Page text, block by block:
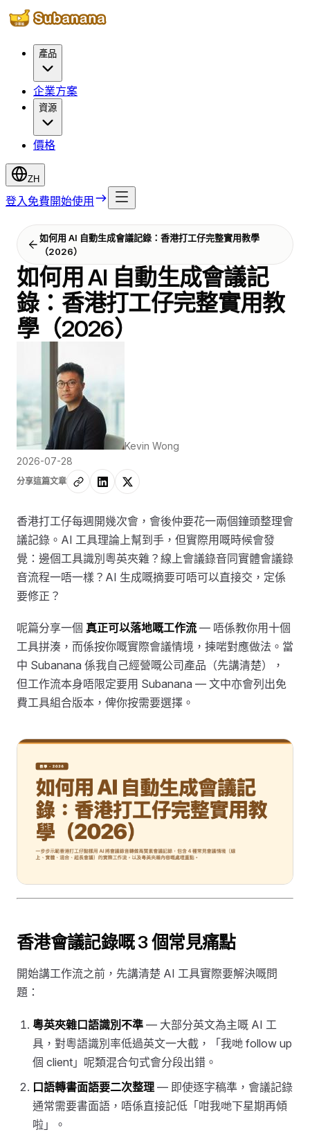
產品
企業方案
資源
價格
ZH
登入 免費開始使用
如何用 AI 自動生成會議記錄：香港打工仔完整實用教學
（2026）
如何用 AI 自動生成會議記
錄：香港打工仔完整實用教
學（2026）
Kevin Wong
2026-07-28
分享這篇文章
香港打工仔每週開幾次會，會後仲要花一兩個鐘頭整理會
議記錄。AI 工具理論上幫到手，但實際用嘅時候會發
覺：邊個工具識別粵英夾雜？線上會議錄音同實體會議錄
音流程一唔一樣？AI 生成嘅摘要可唔可以直接交，定係
要修正？
呢篇分享一個 真正可以落地嘅工作流 — 唔係教你用十個
工具拼湊，而係按你嘅實際會議情境，揀啱對應做法。當
中 Subanana 係我自己經營嘅公司產品（先講清楚），
但工作流本身唔限定要用 Subanana — 文中亦會列出免
費工具組合版本，俾你按需要選擇。
香港會議記錄嘅 3 個常見痛點
開始講工作流之前，先講清楚 AI 工具實際要解決嘅問
題：
粵英夾雜口語識別不準 — 大部分英文為主嘅 AI 工
具，對粵語識別率低過英文一大截，「我哋 follow up
個 client」呢類混合句式會分段出錯。
口語轉書面語要二次整理 — 即使逐字稿準，會議記錄
通常需要書面語，唔係直接記低「咁我哋下星期再傾
啦」。